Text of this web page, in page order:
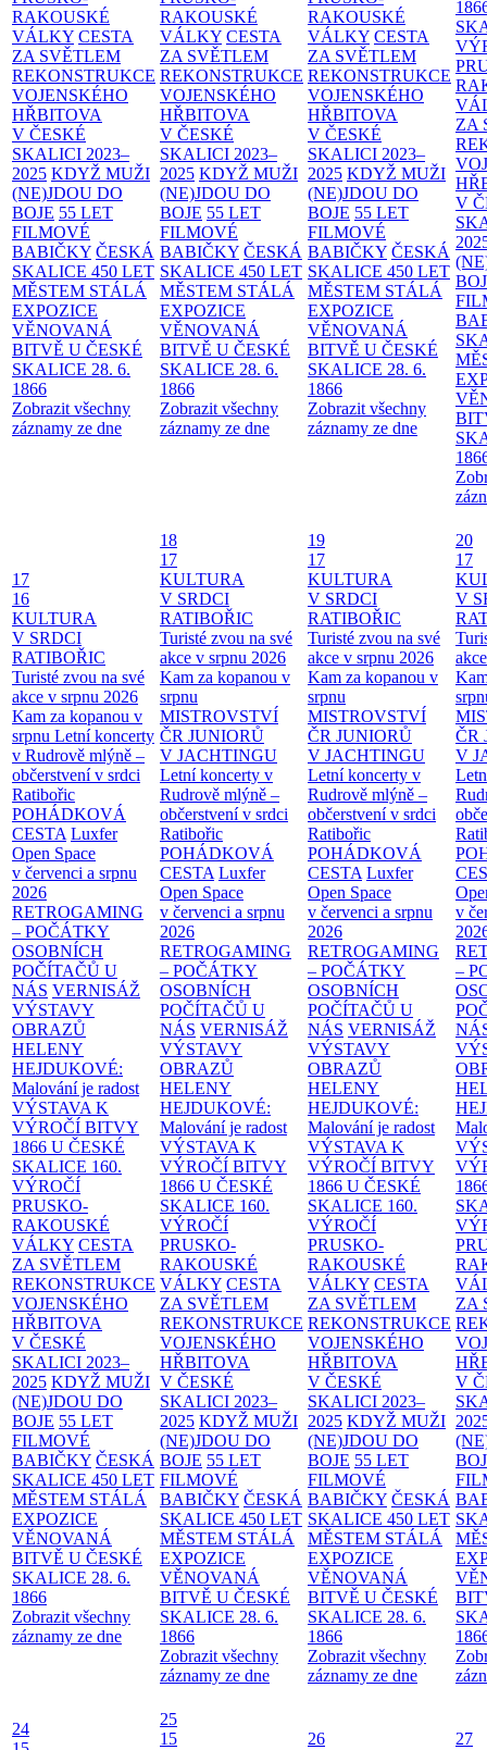
RAKOUSKÉ
VÁLKY CESTA
ZA SVĚTLEM
REKONSTRUKCE
VOJENSKÉHO
HŘBITOVA
V ČESKÉ
SKALICI 2023–
2025 KDYŽ MUŽI
(NE)JDOU DO
BOJE 55 LET
FILMOVÉ
BABIČKY ČESKÁ
SKALICE 450 LET
MĚSTEM STÁLÁ
EXPOZICE
VĚNOVANÁ
BITVĚ U ČESKÉ
SKALICE 28. 6.
1866
Zobrazit všechny
záznamy ze dne
RAKOUSKÉ
VÁLKY CESTA
ZA SVĚTLEM
REKONSTRUKCE
VOJENSKÉHO
HŘBITOVA
V ČESKÉ
SKALICI 2023–
2025 KDYŽ MUŽI
(NE)JDOU DO
BOJE 55 LET
FILMOVÉ
BABIČKY ČESKÁ
SKALICE 450 LET
MĚSTEM STÁLÁ
EXPOZICE
VĚNOVANÁ
BITVĚ U ČESKÉ
SKALICE 28. 6.
1866
Zobrazit všechny
záznamy ze dne
RAKOUSKÉ
VÁLKY CESTA
ZA SVĚTLEM
REKONSTRUKCE
VOJENSKÉHO
HŘBITOVA
V ČESKÉ
SKALICI 2023–
2025 KDYŽ MUŽI
(NE)JDOU DO
BOJE 55 LET
FILMOVÉ
BABIČKY ČESKÁ
SKALICE 450 LET
MĚSTEM STÁLÁ
EXPOZICE
VĚNOVANÁ
BITVĚ U ČESKÉ
SKALICE 28. 6.
1866
Zobrazit všechny
záznamy ze dne
ZA
V
17
16
KULTURA
V SRDCI
RATIBOŘIC
Turisté zvou na své
akce v srpnu 2026
Kam za kopanou v
srpnu Letní koncerty
v Rudrově mlýně –
občerstvení v srdci
Ratibořic
POHÁDKOVÁ
CESTA Luxfer
Open Space
v červenci a srpnu
2026
RETROGAMING
– POČÁTKY
OSOBNÍCH
POČÍTAČŮ U
NÁS VERNISÁŽ
VÝSTAVY
OBRAZŮ
HELENY
HEJDUKOVÉ:
Malování je radost
VÝSTAVA K
VÝROČÍ BITVY
1866 U ČESKÉ
SKALICE 160.
VÝROČÍ
PRUSKO-
RAKOUSKÉ
VÁLKY CESTA
ZA SVĚTLEM
REKONSTRUKCE
VOJENSKÉHO
HŘBITOVA
V ČESKÉ
SKALICI 2023–
2025 KDYŽ MUŽI
(NE)JDOU DO
BOJE 55 LET
FILMOVÉ
BABIČKY ČESKÁ
SKALICE 450 LET
MĚSTEM STÁLÁ
EXPOZICE
VĚNOVANÁ
BITVĚ U ČESKÉ
SKALICE 28. 6.
1866
Zobrazit všechny
záznamy ze dne
18
17
KULTURA
V SRDCI
RATIBOŘIC
Turisté zvou na své
akce v srpnu 2026
Kam za kopanou v
srpnu
MISTROVSTVÍ
ČR JUNIORŮ
V JACHTINGU
Letní koncerty v
Rudrově mlýně –
občerstvení v srdci
Ratibořic
POHÁDKOVÁ
CESTA Luxfer
Open Space
v červenci a srpnu
2026
RETROGAMING
– POČÁTKY
OSOBNÍCH
POČÍTAČŮ U
NÁS VERNISÁŽ
VÝSTAVY
OBRAZŮ
HELENY
HEJDUKOVÉ:
Malování je radost
VÝSTAVA K
VÝROČÍ BITVY
1866 U ČESKÉ
SKALICE 160.
VÝROČÍ
PRUSKO-
RAKOUSKÉ
VÁLKY CESTA
ZA SVĚTLEM
REKONSTRUKCE
VOJENSKÉHO
HŘBITOVA
V ČESKÉ
SKALICI 2023–
2025 KDYŽ MUŽI
(NE)JDOU DO
BOJE 55 LET
FILMOVÉ
BABIČKY ČESKÁ
SKALICE 450 LET
MĚSTEM STÁLÁ
EXPOZICE
VĚNOVANÁ
BITVĚ U ČESKÉ
SKALICE 28. 6.
1866
Zobrazit všechny
záznamy ze dne
19
17
KULTURA
V SRDCI
RATIBOŘIC
Turisté zvou na své
akce v srpnu 2026
Kam za kopanou v
srpnu
MISTROVSTVÍ
ČR JUNIORŮ
V JACHTINGU
Letní koncerty v
Rudrově mlýně –
občerstvení v srdci
Ratibořic
POHÁDKOVÁ
CESTA Luxfer
Open Space
v červenci a srpnu
2026
RETROGAMING
– POČÁTKY
OSOBNÍCH
POČÍTAČŮ U
NÁS VERNISÁŽ
VÝSTAVY
OBRAZŮ
HELENY
HEJDUKOVÉ:
Malování je radost
VÝSTAVA K
VÝROČÍ BITVY
1866 U ČESKÉ
SKALICE 160.
VÝROČÍ
PRUSKO-
RAKOUSKÉ
VÁLKY CESTA
ZA SVĚTLEM
REKONSTRUKCE
VOJENSKÉHO
HŘBITOVA
V ČESKÉ
SKALICI 2023–
2025 KDYŽ MUŽI
(NE)JDOU DO
BOJE 55 LET
FILMOVÉ
BABIČKY ČESKÁ
SKALICE 450 LET
MĚSTEM STÁLÁ
EXPOZICE
VĚNOVANÁ
BITVĚ U ČESKÉ
SKALICE 28. 6.
1866
Zobrazit všechny
záznamy ze dne
20
17
V
ČR
V
v
–
ZA
V
24
25
15
26
27